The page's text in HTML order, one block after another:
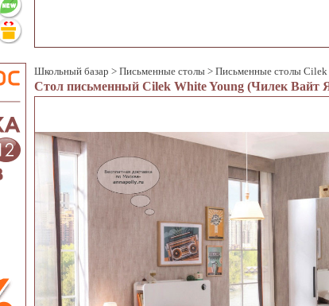
Школьный базар > Письменные столы > Письменные столы Cilek
Стол письменный Cilek White Young (Чилек Вайт